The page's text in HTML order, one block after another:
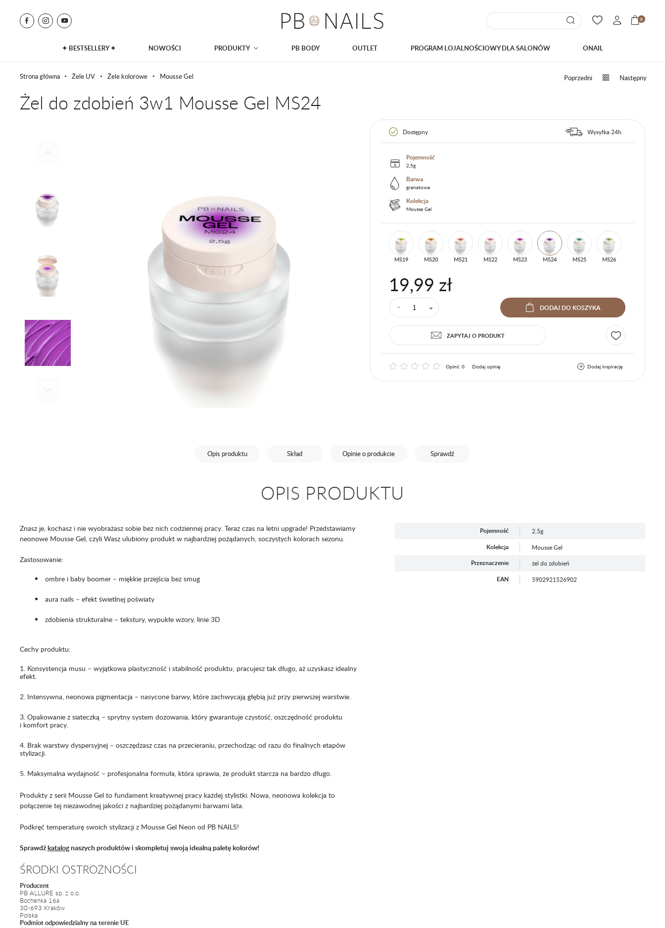
0
✦ BESTSELLERY ✦ NOWOŚCI PRODUKTY PB BODY OUTLET PROGRAM LOJALNOŚCIOWY DLA SALONÓW ONAIL
Strona główna Żele UV Żele kolorowe Mousse Gel Poprzedni Następny
Żel do zdobień 3w1 Mousse Gel MS24
Dostępny Wysyłka 24h
Pojemność
2,5g
Barwa
granatowa
Kolekcja
Mousse Gel
MS19 MS20 MS21 MS22 MS23 MS24 MS25 MS26
19,99 zł
⁻ + DODAJDO KOSZYKA
ZAPYTAJ O PRODUKT
Opinii: 0 Dodaj opinię Dodaj inspirację
Opis produktu Skład Opinie o produkcie Sprawdź
OPIS PRODUKTU
Znasz je, kochasz i nie wyobrażasz sobie bez nich codziennej pracy. Teraz czas na letni upgrade! Przedstawiamy
neonowe Mousse Gel, czyli Wasz ulubiony produkt w najbardziej pożądanych, soczystych kolorach sezonu.
Zastosowanie:
ombre i baby boomer – miękkie przejścia bez smug
aura nails – efekt świetlnej poświaty
zdobienia strukturalne – tekstury, wypukłe wzory, linie 3D
Cechy produktu:
Konsystencja musu – wyjątkowa plastyczność i stabilność produktu; pracujesz tak długo, aż uzyskasz idealny
efekt.
Intensywna, neonowa pigmentacja – nasycone barwy, które zachwycają głębią już przy pierwszej warstwie.
Opakowanie z siateczką – sprytny system dozowania, który gwarantuje czystość, oszczędność produktu
i komfort pracy.
Brak warstwy dyspersyjnej – oszczędzasz czas na przecieraniu, przechodząc od razu do finalnych etapów
stylizacji.
Maksymalna wydajność – profesjonalna formuła, która sprawia, że produkt starcza na bardzo długo.
Produkty z serii Mousse Gel to fundament kreatywnej pracy każdej stylistki. Nowa, neonowa kolekcja to
połączenie tej niezawodnej jakości z najbardziej pożądanymi barwami lata.
Podkręć temperaturę swoich stylizacji z Mousse Gel Neon od PB NAILS!
Sprawdźkatalognaszych produktów i skompletuj swoją idealną paletę kolorów!
ŚRODKI OSTROŻNOŚCI
Producent
PB ALLURE sp. z o.o.
Bochenka 16a
30-693 Kraków
Polska
Podmiot odpowiedzialny na terenie UE
Pojemność 2,5g
Kolekcja Mousse Gel
Przeznaczenie żel do zdobień
EAN 5902921526902